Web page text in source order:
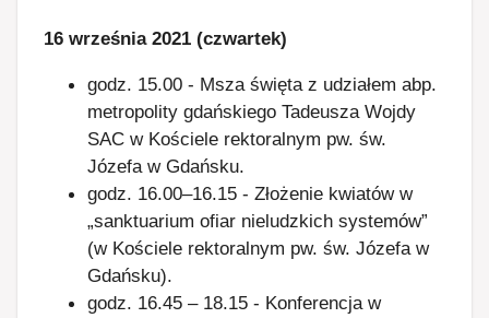
16 września 2021 (czwartek)
godz. 15.00 - Msza święta z udziałem abp.
metropolity gdańskiego Tadeusza Wojdy
SAC w Kościele rektoralnym pw. św.
Józefa w Gdańsku.
godz. 16.00–16.15 - Złożenie kwiatów w
„sanktuarium ofiar nieludzkich systemów”
(w Kościele rektoralnym pw. św. Józefa w
Gdańsku).
godz. 16.45 – 18.15 - Konferencja w